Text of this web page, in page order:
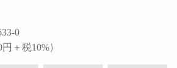
0
＋税10%）